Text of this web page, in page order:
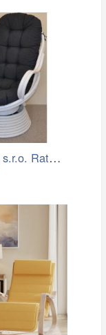
Axin Trading s.r.o. Ratanové houpací…